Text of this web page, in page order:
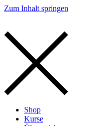
Zum Inhalt springen
Shop
Kurse